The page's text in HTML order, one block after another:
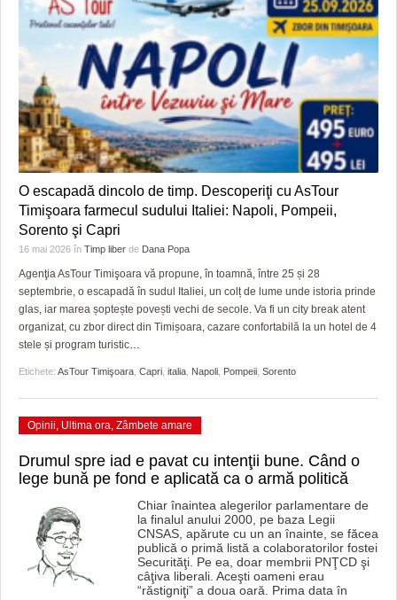
O escapadă dincolo de timp. Descoperiţi cu AsTour
Timişoara farmecul sudului Italiei: Napoli, Pompeii,
Sorento şi Capri
16 mai 2026 în Timp liber de Dana Popa
Agenţia AsTour Timişoara vă propune, în toamnă, între 25 și 28
septembrie, o escapadă în sudul Italiei, un colț de lume unde istoria prinde
glas, iar marea șoptește povești vechi de secole. Va fi un city break atent
organizat, cu zbor direct din Timișoara, cazare confortabilă la un hotel de 4
stele și program turistic…
Etichete: AsTour Timişoara Capri italia Napoli Pompeii Sorento
Opinii, Ultima ora, Zâmbete amare
Drumul spre iad e pavat cu intenţii bune. Când o
lege bună pe fond e aplicată ca o armă politică
Chiar înaintea alegerilor parlamentare de
la finalul anului 2000, pe baza Legii
CNSAS, apărute cu un an înainte, se făcea
publică o primă listă a colaboratorilor fostei
Securităţi. Pe ea, doar membrii PNŢCD şi
câţiva liberali. Aceşti oameni erau
“răstigniţi” a doua oară. Prima data în